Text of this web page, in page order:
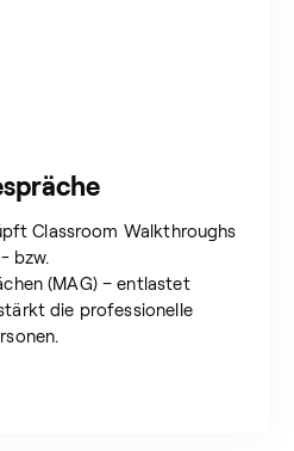
Classroom Walkthroughs
bzw.
(MAG) – entlastet
die professionelle